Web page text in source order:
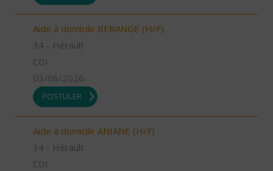
Aide à domicile BERANGE (H/F)
34 - Hérault
CDI
03/08/2026
POSTULER
Aide à domicile ANIANE (H/F)
34 - Hérault
CDI